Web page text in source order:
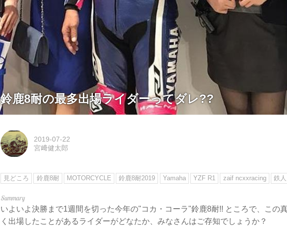
鈴鹿8耐の最多出場ライダーってダレ??
2019-07-22
宮﨑健太郎
見どころ 鈴鹿8耐 MOTORCYCLE 鈴鹿8耐2019 Yamaha YZF R1 zaif ncxxracing 鉄人
いよいよ決勝まで1週間を切った今年の"コカ・コーラ"鈴鹿8耐!! ところで、この
く出場したことがあるライダーがどなたか、みなさんはご存知でしょうか？